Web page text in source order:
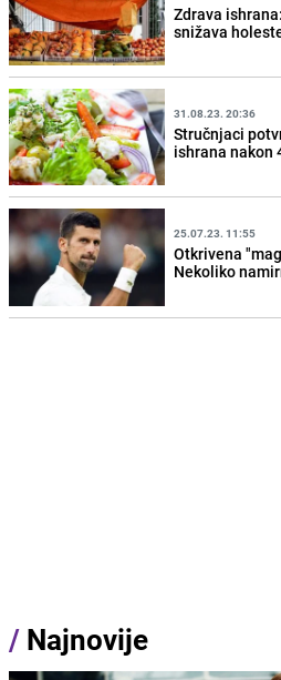
Zdrava
snižava
31.08.23. 20:36
Stručnjaci
ishrana nakon
25.07.23. 11:55
Otkrivena
Nekoliko
/ Najnovije